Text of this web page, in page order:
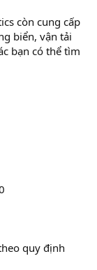
còn cung cấp
biển, vận tải
bạn có thể tìm
quy định